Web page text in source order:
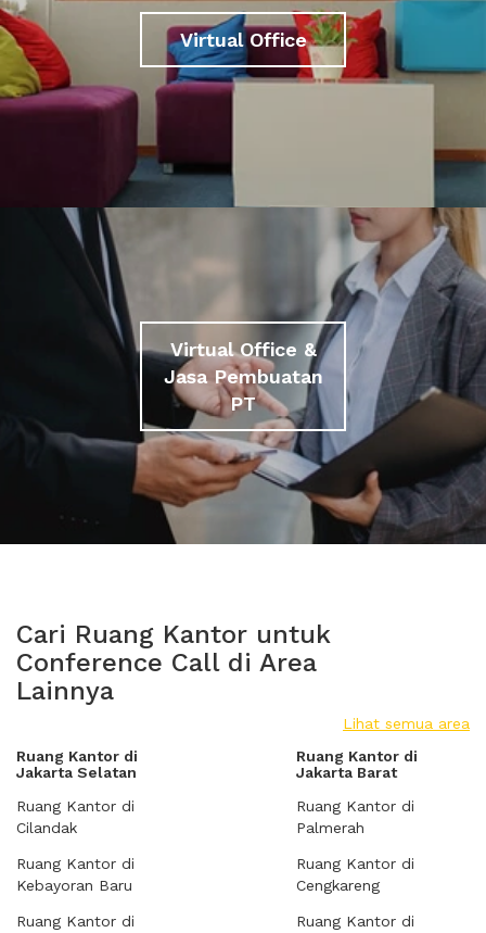
Virtual Office
Virtual Office &
Jasa Pembuatan
PT
Cari Ruang Kantor untuk
Conference Call di Area
Lainnya
Lihat semua area
Ruang Kantor di
Jakarta Selatan
Ruang Kantor di
Cilandak
Ruang Kantor di
Kebayoran Baru
Ruang Kantor di
Ruang Kantor di
Jakarta Barat
Ruang Kantor di
Palmerah
Ruang Kantor di
Cengkareng
Ruang Kantor di